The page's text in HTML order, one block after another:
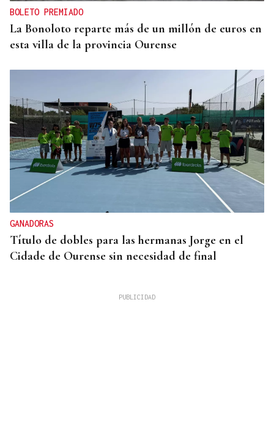
BOLETO PREMIADO
La Bonoloto reparte más de un millón de euros en
esta villa de la provincia Ourense
GANADORAS
Título de dobles para las hermanas Jorge en el
Cidade de Ourense sin necesidad de final